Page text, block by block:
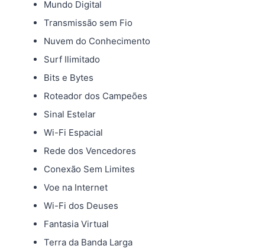
Mundo Digital
Transmissão sem Fio
Nuvem do Conhecimento
Surf Ilimitado
Bits e Bytes
Roteador dos Campeões
Sinal Estelar
Wi-Fi Espacial
Rede dos Vencedores
Conexão Sem Limites
Voe na Internet
Wi-Fi dos Deuses
Fantasia Virtual
Terra da Banda Larga